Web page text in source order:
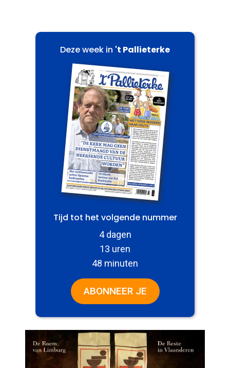
Deze week in 't Pallieterke
Tijd tot het volgende nummer
4 dagen
13 uren
48 minuten
ABONNEER JE